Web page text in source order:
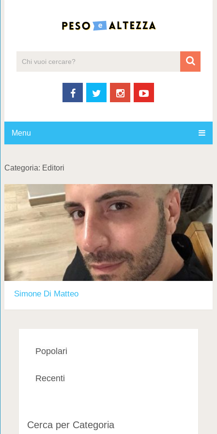
Menu
Categoria: Editori
Simone Di Matteo
Popolari
Recenti
Cerca per Categoria